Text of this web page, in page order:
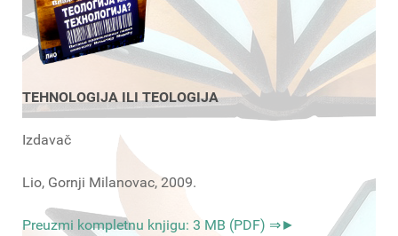
TEHNOLOGIJA ILI TEOLOGIJA
Izdavač
Lio, Gornji Milanovac, 2009.
Preuzmi kompletnu knjigu: 3 MB (PDF) ⇒►